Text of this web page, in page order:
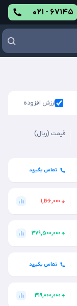
۰۲۱ - ۶۷۱۴۵
ارزش افزوده
قیمت (ریال)
تماس بگیرید
1,166,000
379,500,000
تماس بگیرید
319,000,000